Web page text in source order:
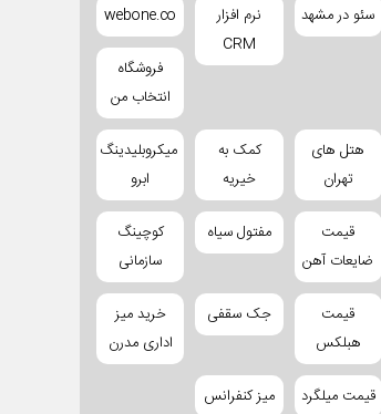
سئو در مشهد
نرم افزار
CRM
webone.co
فروشگاه
انتخاب من
هتل های
تهران
کمک به
خیریه
میکروبلیدینگ
ابرو
قیمت
ضایعات آهن
مفتول سیاه
کوچینگ
سازمانی
قیمت
هبلکس
جک سقفی
خرید میز
اداری مدرن
قیمت میلگرد میز کنفرانس